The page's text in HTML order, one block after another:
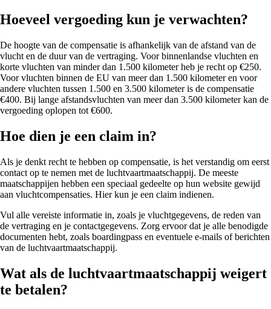
Hoeveel vergoeding kun je verwachten?
De hoogte van de compensatie is afhankelijk van de afstand van de
vlucht en de duur van de vertraging. Voor binnenlandse vluchten en
korte vluchten van minder dan 1.500 kilometer heb je recht op €250.
Voor vluchten binnen de EU van meer dan 1.500 kilometer en voor
andere vluchten tussen 1.500 en 3.500 kilometer is de compensatie
€400. Bij lange afstandsvluchten van meer dan 3.500 kilometer kan de
vergoeding oplopen tot €600.
Hoe dien je een claim in?
Als je denkt recht te hebben op compensatie, is het verstandig om eerst
contact op te nemen met de luchtvaartmaatschappij. De meeste
maatschappijen hebben een speciaal gedeelte op hun website gewijd
aan vluchtcompensaties. Hier kun je een claim indienen.
Vul alle vereiste informatie in, zoals je vluchtgegevens, de reden van
de vertraging en je contactgegevens. Zorg ervoor dat je alle benodigde
documenten hebt, zoals boardingpass en eventuele e-mails of berichten
van de luchtvaartmaatschappij.
Wat als de luchtvaartmaatschappij weigert
te betalen?